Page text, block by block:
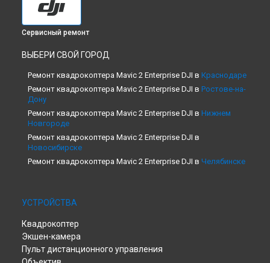
Сервисный ремонт
ВЫБЕРИ СВОЙ ГОРОД
Ремонт квадрокоптера Mavic 2 Enterprise DJI в Краснодаре
Ремонт квадрокоптера Mavic 2 Enterprise DJI в Ростове-на-
Дону
Ремонт квадрокоптера Mavic 2 Enterprise DJI в Нижнем
Новгороде
Ремонт квадрокоптера Mavic 2 Enterprise DJI в
Новосибирске
Ремонт квадрокоптера Mavic 2 Enterprise DJI в Челябинске
Ремонт квадрокоптера Mavic 2 Enterprise DJI в
Ремонт квадрокоптера Mavic 2 Enterprise DJI в
Ремонт квадрокоптера Mavic 2 Enterprise DJI в
Ремонт квадрокоптера Mavic 2 Enterprise DJI в
УСТРОЙСТВА
Квадрокоптер
Экшен-камера
Пульт дистанционного управления